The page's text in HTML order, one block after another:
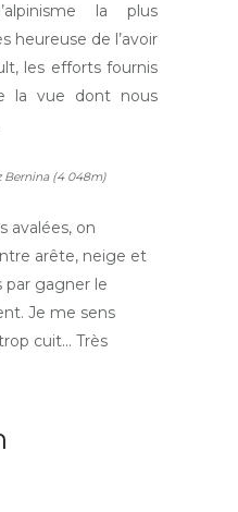
la plus
heureuse de l’avoir
les efforts fournis
la vue dont nous
Bernina (4 048m)
avalées, on
arête, neige et
par gagner le
Je me sens
cuit… Très